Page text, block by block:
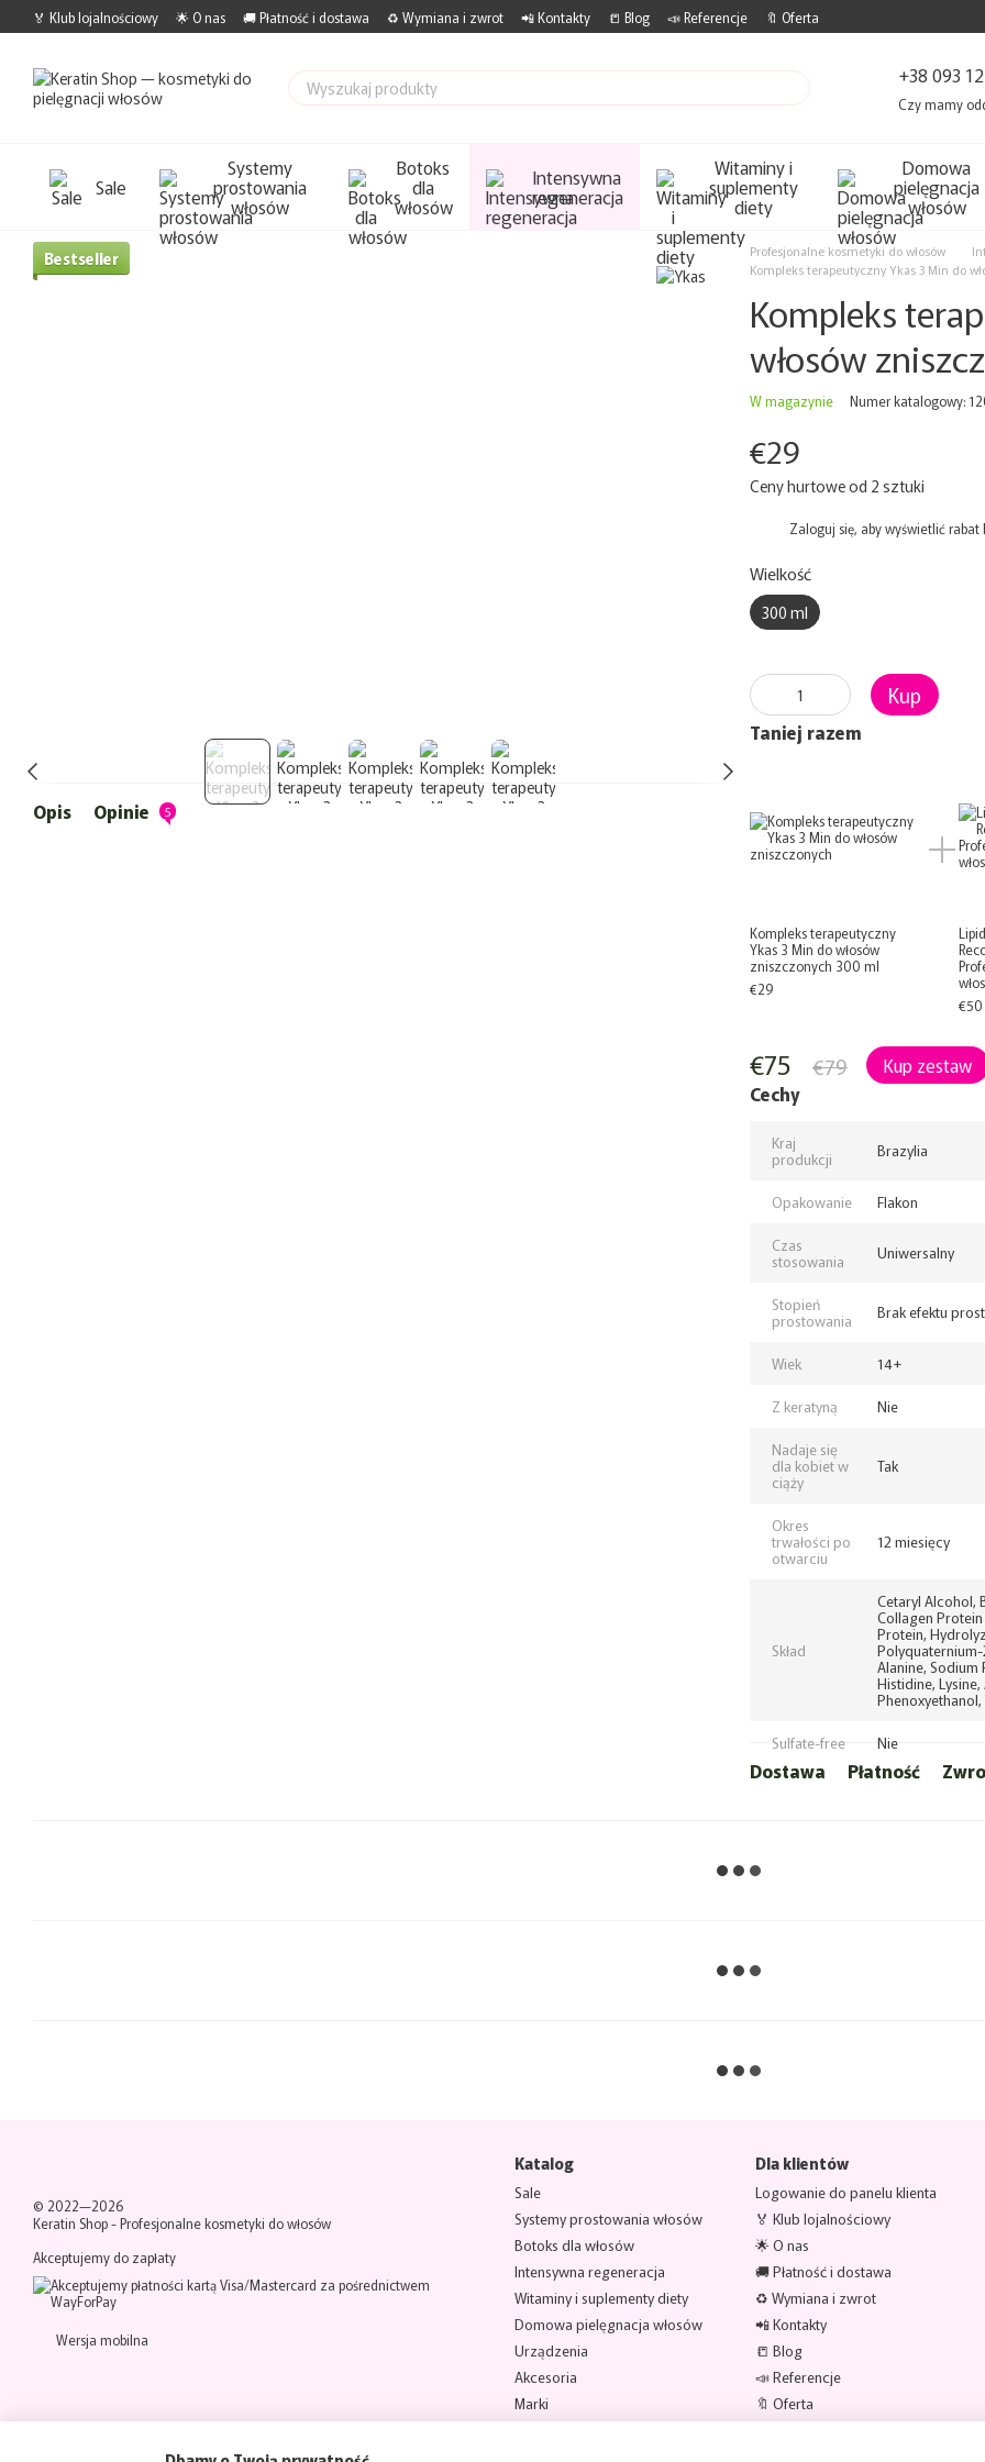
Przejdź do głównej treści
🏅 Klub lojalnościowy 🌟 O nas 🚚 Płatność i dostawa ♻️ Wymiana i zwrot 📲 Kontakty 📒 Blog 📣 Referencje 🔖 Oferta
+38 093
Czy mamy
Sale
Systemy
prostowania
włosów
Botoks
dla
włosów
Intensywna
regeneracja
Witaminy i
suplementy
diety
Domowa
pielęgnacja
włosów
Bestseller
Opis Opinie 5
Profesjonalne kosmetyki do włosów
Kompleks terapeutyczny Ykas 3 Min do
Kompleks
włosów
W magazynie Numer katalogowy:
€29
Ceny hurtowe od 2 sztuki
Zaloguj się, aby wyświetlić
Wielkość
300 ml
Kup
Taniej razem
Kompleks terapeutyczny
Ykas 3 Min do włosów
zniszczonych 300 ml
€29
€50
€75 €79
Kup zestaw
Cechy
Kraj
produkcji Brazylia
Opakowanie Flakon
Czas
stosowania Uniwersalny
Stopień
prostowania Brak efektu
Wiek 14+
Z keratyną Nie
Nadaje się
dla kobiet w
ciąży
Tak
Okres
trwałości po
otwarciu
12 miesięcy
Skład
Cetaryl Alcohol,
Collagen
Protein,
Polyquaternium-
Alanine, Sodium
Histidine,
Sulfate-free Nie
Dostawa Płatność
© 2022—2026
Keratin Shop -Profesjonalne kosmetyki do włosów
Akceptujemy do zapłaty
Wersja mobilna
Katalog
Sale
Systemy prostowania włosów
Botoks dla włosów
Intensywna regeneracja
Witaminy i suplementy diety
Domowa pielęgnacja włosów
Urządzenia
Akcesoria
Marki
Dla klientów
Logowanie do panelu klienta
🏅 Klub lojalnościowy
🌟 O nas
🚚 Płatność i dostawa
♻️ Wymiana i zwrot
📲 Kontakty
📒 Blog
📣 Referencje
🔖 Oferta